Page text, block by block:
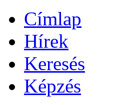
Címlap
Hírek
Keresés
Képzés